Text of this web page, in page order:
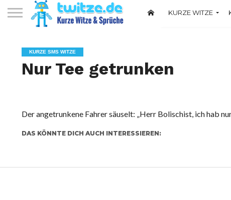
KURZE WITZE
Witze über
KURZE SMS WITZE
Nur Tee getrunken
Der angetrunkene Fahrer säuselt: „Herr Bolischist, ich hab
DAS KÖNNTE DICH AUCH INTERESSIEREN: